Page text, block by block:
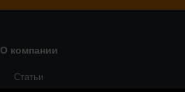
О компании
Статьи